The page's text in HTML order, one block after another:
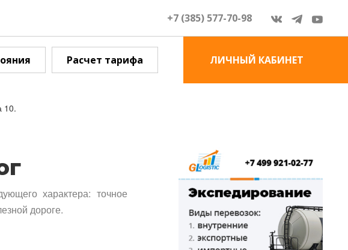
+7 (385) 577-70-98
Расчет тарифа ЛИЧНЫЙ КАБИНЕТ
10.
характера: точное
дороге.